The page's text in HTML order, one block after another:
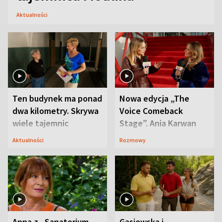
Aktualności
Ten budynek ma ponad
dwa kilometry. Skrywa
wiele tajemnic
Aktualności
Nowa edycja „The
Voice Comeback
Stage”. Ania Karwan
zapowiada
Rozmowy